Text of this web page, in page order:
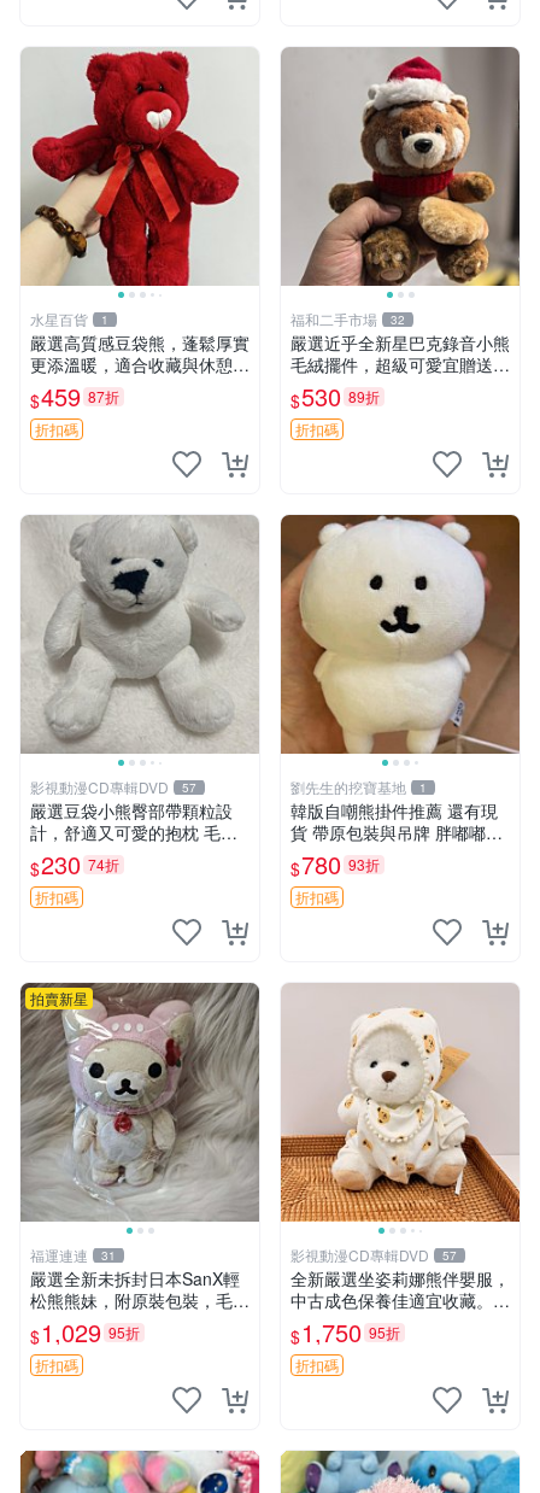
水星百貨 1
嚴選高質感豆袋熊，蓬鬆厚實
更添溫暖，適合收藏與休憩。
前胸填充飽滿，背部亦具優雅
設計。 豆袋熊 保暖 溫柔 蓬
松
$459 87折
折扣碼
福和二手市場 32
嚴選近乎全新星巴克錄音小熊
毛絨擺件，超級可愛宜贈送掛
飾 錄音小熊 毛絨擺件 贈品
$530 89折
折扣碼
影視動漫CD專輯DVD 57
嚴選豆袋小熊臀部帶顆粒設
計，舒適又可愛的抱枕 毛絨
抱枕、臀部按摩、坐墊
$230 74折
折扣碼
劉先生的挖寶基地 1
韓版自嘲熊掛件推薦 還有現
貨 帶原包裝與吊牌 胖嘟嘟超
可愛 毛絨手感佳 小熊掛件 自
嘲抱枕 小熊抱枕
$780 93折
折扣碼
拍賣新星
福運連連 31
嚴選全新未拆封日本SanX輕
松熊熊妹，附原裝包裝，毛絨
質地極佳，細膩可愛，推薦收
藏兼送禮，適合女性好友或家
人，限量釋出。鬆熊、熊玩
$1,029 95折
折扣碼
影視動漫CD專輯DVD 57
全新嚴選坐姿莉娜熊伴嬰服，
中古成色保養佳適宜收藏。無
盒子但品質完好，快速出貨。
建議入手！ 中古 玩偶 滬漫
$1,750 95折
折扣碼